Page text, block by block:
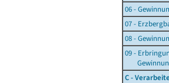
06 -
07 -
08 -
09 -
C -